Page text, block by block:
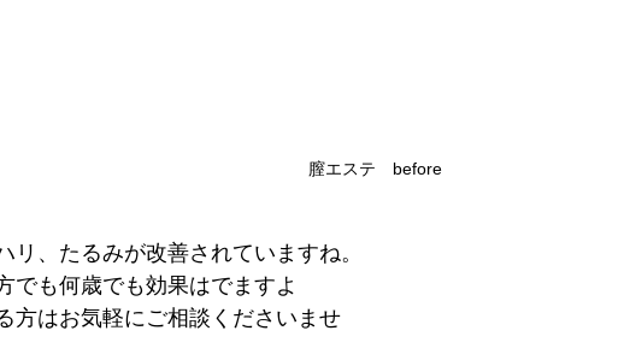
膣エステ　before
リ、たるみが改善されていますね。
でも何歳でも効果はでますよ
方はお気軽にご相談くださいませ